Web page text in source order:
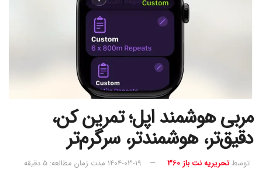
مربی هوشمند اپل؛ تمرین کن،
دقیق‌تر، هوشمندتر، سرگرم‌تر
توسطتحریریه نت باز 360 1404-03-19 مدت زمان مطالعه: 5 دقیقه